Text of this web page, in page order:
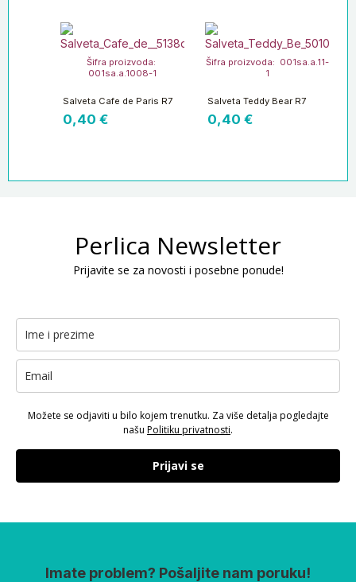
Šifra proizvoda:
001sa.a.1008-1
Salveta Cafe de Paris R7
0,40 €
Šifra proizvoda: 001sa.a.11-
1
Salveta Teddy Bear R7
0,40 €
Perlica Newsletter
Prijavite se za novosti i posebne ponude!
Možete se odjaviti u bilo kojem trenutku. Za više detalja pogledajte
našu Politiku privatnosti.
Prijavi se
Imate problem? Pošaljite nam poruku!